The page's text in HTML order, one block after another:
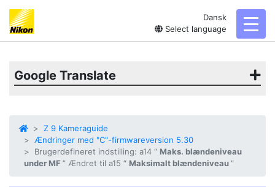
Dansk
Select language
Google Translate
Z 9 Kameraguide
Ændringer med "C"-firmwareversion 5.30
Brugerdefineret indstilling: a14 “ Maks. blændeniveau
under MF ” Ændret til a15 “ Maksimalt blændeniveau”